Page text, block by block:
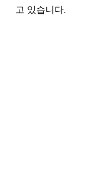
고 있습니다.